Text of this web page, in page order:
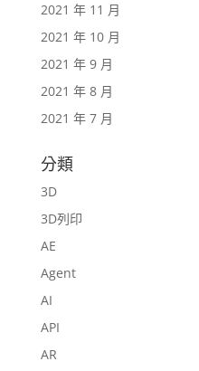
2021 年 11 月
2021 年 10 月
2021 年 9 月
2021 年 8 月
2021 年 7 月
分類
3D
3D列印
AE
Agent
AI
API
AR